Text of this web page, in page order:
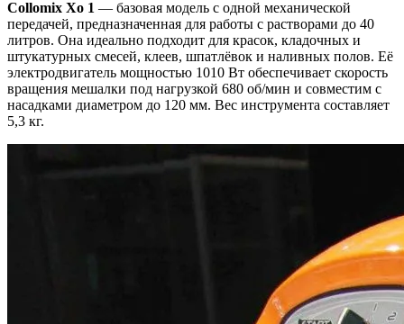
Collomix Xo 1 — базовая модель с одной механической
передачей, предназначенная для работы с растворами до 40
литров. Она идеально подходит для красок, кладочных и
штукатурных смесей, клеев, шпатлёвок и наливных полов. Её
электродвигатель мощностью 1010 Вт обеспечивает скорость
вращения мешалки под нагрузкой 680 об/мин и совместим с
насадками диаметром до 120 мм. Вес инструмента составляет
5,3 кг.